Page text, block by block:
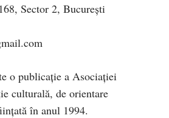
Sector 2, București
o publicaţie a Asociaţiei
culturală, de orientare
în anul 1994.